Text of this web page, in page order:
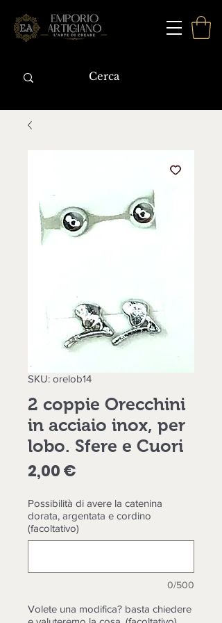
SKU: orelob14
2 coppie Orecchini
in acciaio inox, per
lobo. Sfere e Cuori
2,00 €
Possibilità di avere la catenina
dorata, argentata e cordino
(facoltativo)
0/500
Volete una modifica? basta chiedere